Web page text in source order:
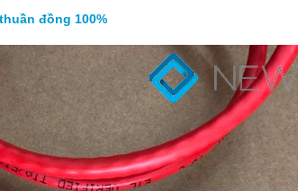
đồng 100%